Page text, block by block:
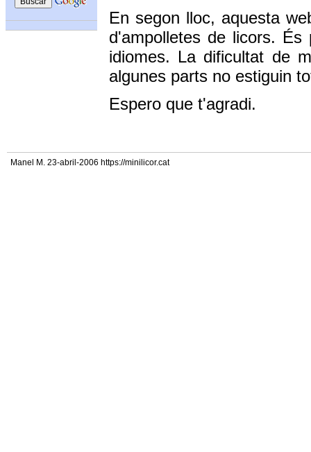
En segon lloc, aquesta
d'ampolletes de licors.
idiomes. La dificultat de
algunes parts no estiguin
Espero que t'agradi.
Manel M. 23-abril-2006 https://minilicor.cat